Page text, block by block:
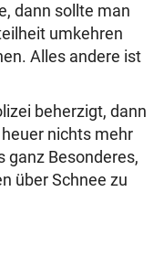
dann sollte man
umkehren
Alles andere ist
beherzigt, dann
nichts mehr
ganz Besonderes,
über Schnee zu